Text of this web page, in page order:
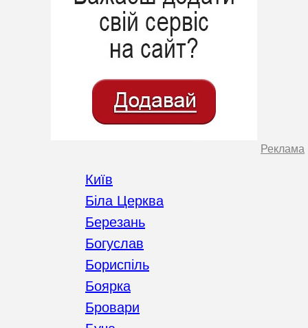
Реклама
Київ
Біла Церква
Березань
Богуслав
Бориспіль
Боярка
Бровари